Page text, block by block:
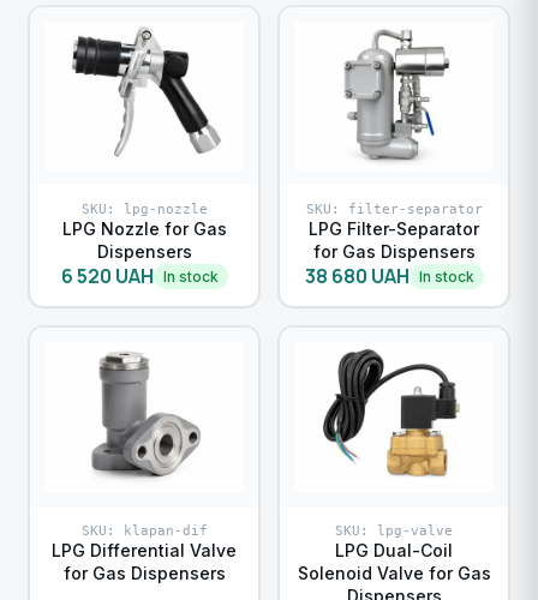
SKU: lpg-nozzle
LPG Nozzle for Gas
Dispensers
6 520 UAH In stock
SKU: filter-separator
LPG Filter-Separator
for Gas Dispensers
38 680 UAH In stock
SKU: klapan-dif
LPG Differential Valve
for Gas Dispensers
SKU: lpg-valve
LPG Dual-Coil
Solenoid Valve for Gas
Dispensers